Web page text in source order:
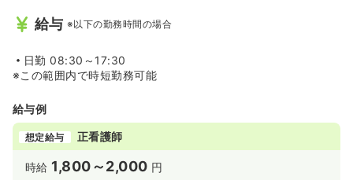
給与 ※以下の勤務時間の場合
日勤 08:30～17:30
※この範囲内で時短勤務可能
給与例
想定給与 正看護師
時給 1,800～2,000 円